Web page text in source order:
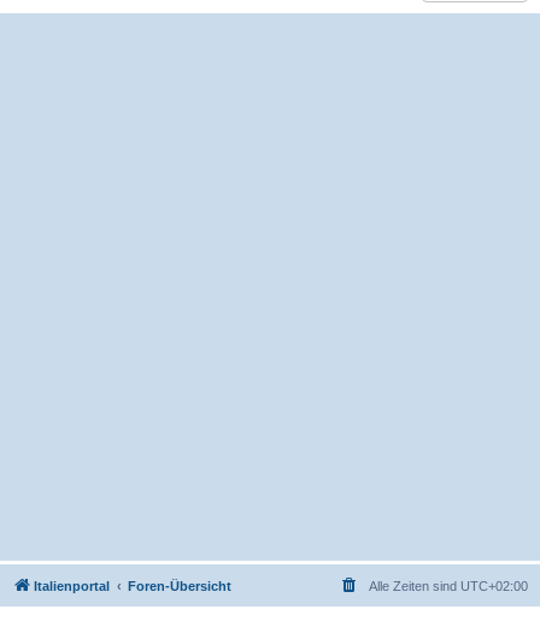
Italienportal Foren-Übersicht Alle Zeiten sind UTC+02:00